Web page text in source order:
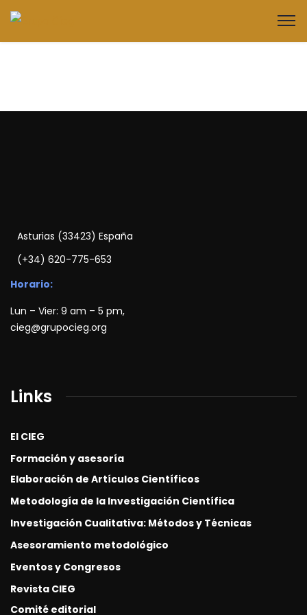
Asturias (33423) España
(+34) 620-775-653
Horario:
Lun – Vier: 9 am – 5 pm,
cieg@grupocieg.org
Links
El CIEG
Formación y asesoría
Elaboración de Artículos Científicos
Metodología de la Investigación Científica
Investigación Cualitativa: Métodos y Técnicas
Asesoramiento metodológico
Eventos y Congresos
Revista CIEG
Comité editorial